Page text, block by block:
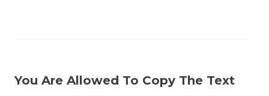
You Are Allowed To Copy The Text